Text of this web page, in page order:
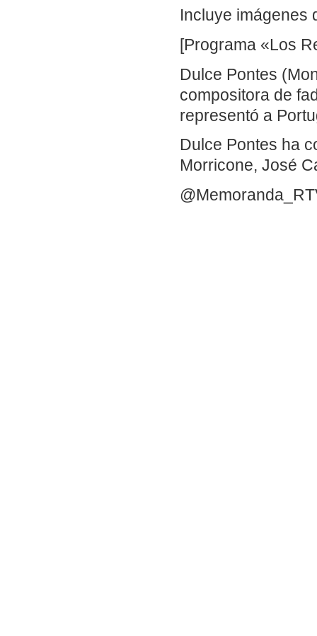
Incluye imágenes
[Programa «Los
Dulce Pontes
compositora de
representó a
Dulce Pontes ha
Morricone, José